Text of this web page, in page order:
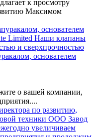
к просмотру
Максимом
основателем
о вашей компании,